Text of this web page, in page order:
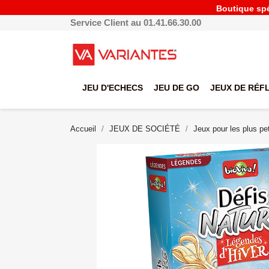
Boutique
Service Client au 01.41.66.30.00
JEU D'ECHECS JEU DE GO JEUX DE
Accueil JEUX DE SOCIÉTÉ Jeux pour les plus